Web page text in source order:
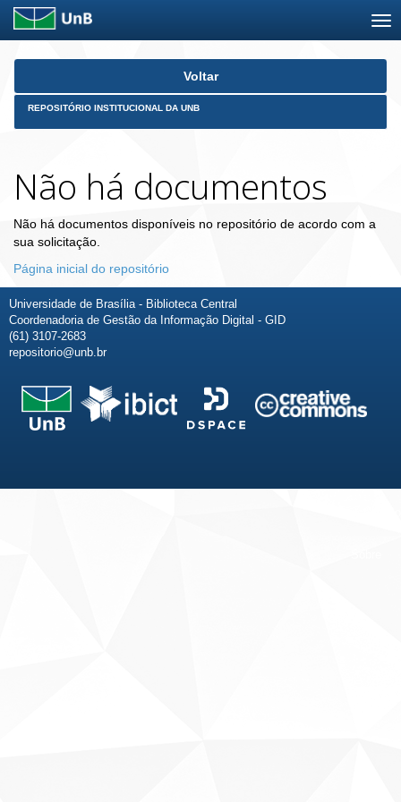
Skip
Voltar
REPOSITÓRIO INSTITUCIONAL DA UNB
Não há documentos
Não há documentos disponíveis no repositório de acordo com a
sua solicitação.
Página inicial do repositório
Universidade de Brasília - Biblioteca Central
Coordenadoria de Gestão da Informação Digital - GID
(61) 3107-2683
repositorio@unb.br